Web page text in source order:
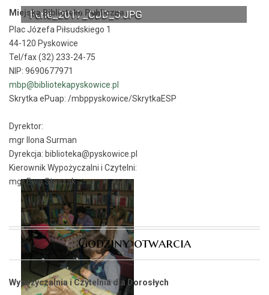
Ferie_2017_ODD_5.JPG
Miejska Biblioteka Publiczna
Plac Józefa Piłsudskiego 1
44-120 Pyskowice
Tel/fax (32) 233-24-75
NIP: 9690677971
mbp@bibliotekapyskowice.pl
Skrytka ePuap: /mbppyskowice/SkrytkaESP
Dyrektor:
mgr Ilona Surman
Dyrekcja: biblioteka@pyskowice.pl
Kierownik Wypożyczalni i Czytelni:
mgr Ewa Staszak
Godziny otwarcia
Wypożyczalnia i Czytelnia dla Dorosłych